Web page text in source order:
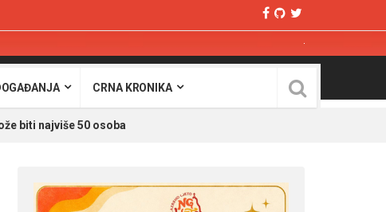
CRNA KRONIKA
biti najviše 50 osoba